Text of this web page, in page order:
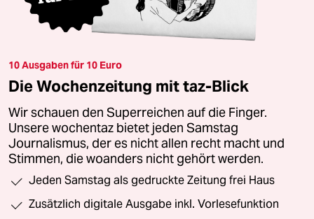
10 Ausgaben für 10 Euro
Die Wochenzeitung mit taz-Blick
Wir schauen den Superreichen auf die Finger.
Unsere wochentaz bietet jeden Samstag
Journalismus, der es nicht allen recht macht und
Stimmen, die woanders nicht gehört werden.
Jeden Samstag als gedruckte Zeitung frei Haus
Zusätzlich digitale Ausgabe inkl. Vorlesefunktion